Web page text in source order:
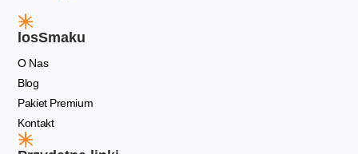
losSmaku
O Nas
Blog
Pakiet Premium
Kontakt